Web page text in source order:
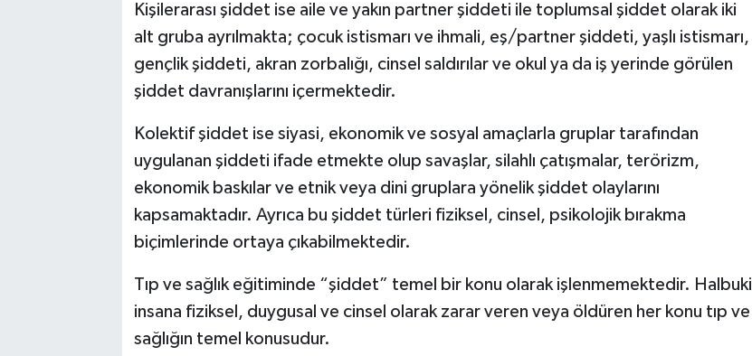
Kişilerarası şiddet ise aile ve yakın partner şiddeti ile toplumsal şiddet olarak iki
alt gruba ayrılmakta; çocuk istismarı ve ihmali, eş/partner şiddeti, yaşlı istismarı,
gençlik şiddeti, akran zorbalığı, cinsel saldırılar ve okul ya da iş yerinde görülen
şiddet davranışlarını içermektedir.
Kolektif şiddet ise siyasi, ekonomik ve sosyal amaçlarla gruplar tarafından
uygulanan şiddeti ifade etmekte olup savaşlar, silahlı çatışmalar, terörizm,
ekonomik baskılar ve etnik veya dini gruplara yönelik şiddet olaylarını
kapsamaktadır. Ayrıca bu şiddet türleri fiziksel, cinsel, psikolojik bırakma
biçimlerinde ortaya çıkabilmektedir.
Tıp ve sağlık eğitiminde “şiddet” temel bir konu olarak işlenmemektedir. Halbuki
insana fiziksel, duygusal ve cinsel olarak zarar veren veya öldüren her konu tıp ve
sağlığın temel konusudur.